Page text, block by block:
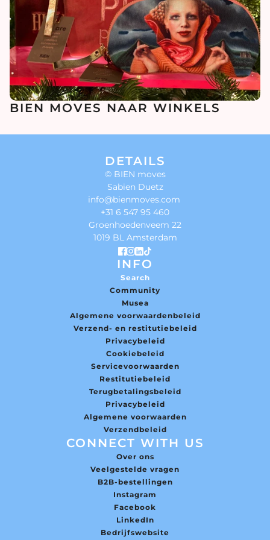
BIEN MOVES NAAR WINKELS
DETAILS
© BIEN moves
Sabien Duetz
info@bienmoves.com
+31 6 547 95 460
Groenhoedenveem 22
1019 BL Amsterdam
INFO
Search
Community
Musea
Algemene voorwaardenbeleid
Verzend- en restitutiebeleid
Privacybeleid
Cookiebeleid
Servicevoorwaarden
Restitutiebeleid
Terugbetalingsbeleid
Privacybeleid
Algemene voorwaarden
Verzendbeleid
CONNECT WITH US
Over ons
Veelgestelde vragen
B2B-bestellingen
Instagram
Facebook
LinkedIn
Bedrijfswebsite